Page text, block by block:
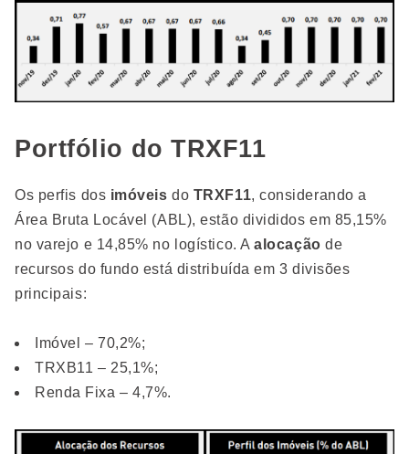
Portfólio do TRXF11
Os perfis dos imóveis do TRXF11, considerando a
Área Bruta Locável (ABL), estão divididos em 85,15%
no varejo e 14,85% no logístico. Aalocação de
recursos do fundo está distribuída em 3 divisões
principais:
Imóvel – 70,2%;
TRXB11 – 25,1%;
Renda Fixa – 4,7%.